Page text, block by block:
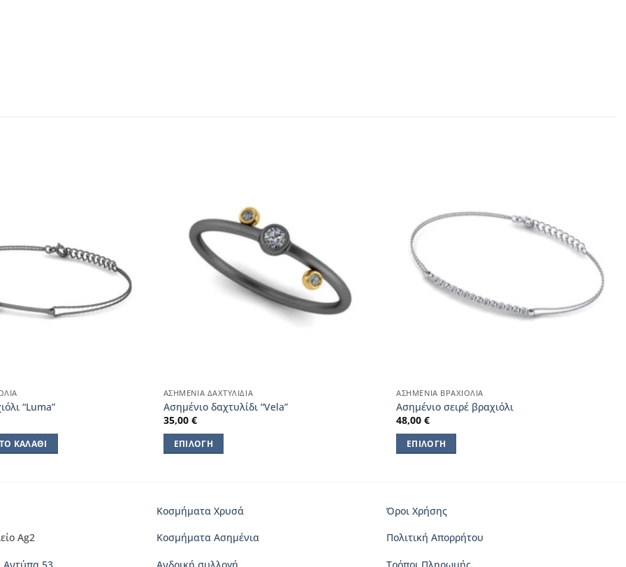
“Luma”
ΚΑΛΆΘΙ
ΑΣΗΜΈΝΙΑ ΔΑΧΤΥΛΊΔΙΑ
Ασημένιο δαχτυλίδι “Vela”
35,00 €
ΕΠΙΛΟΓΉ
έχει
παραλλαγές.
Οι
ΑΣΗΜΈΝΙΑ ΒΡΑΧΙΌΛΙΑ
Aσημένιο σειρέ βραχιόλι
48,00€
ΕΠΙΛΟΓΉ
έχει
παραλλαγές.
Οι
Ag2
Κοσμήματα Χρυσά
Κοσμήματα Ασημένια
Όροι Χρήσης
Πολιτική Απορρήτου